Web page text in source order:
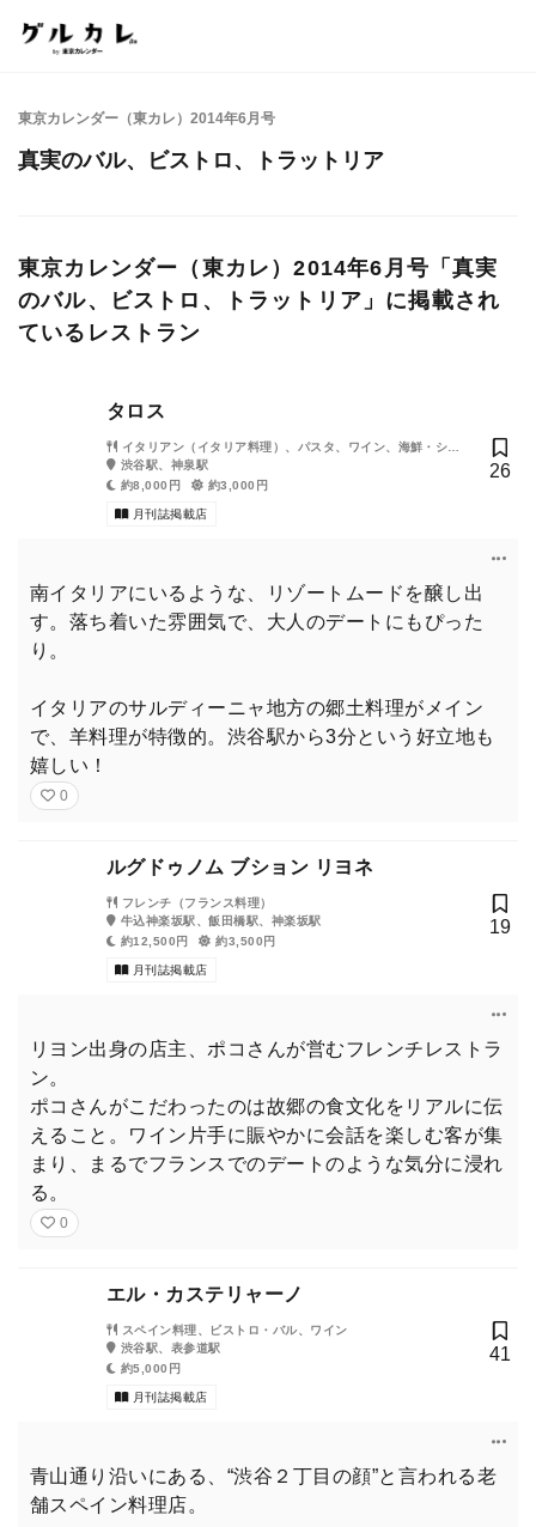
東京カレンダー（東カレ）2014年6月号
真実のバル、ビストロ、トラットリア
東京カレンダー（東カレ）2014年6月号「真実
のバル、ビストロ、トラットリア」に掲載され
ているレストラン
タロス
イタリアン（イタリア料理）、パスタ、ワイン、海鮮・シー
フード、創作料理・イノベーティブ・フュージョン
渋谷駅、神泉駅
約8,000円
約3,000円
月刊誌掲載店
26
南イタリアにいるような、リゾートムードを醸し出
す。落ち着いた雰囲気で、大人のデートにもぴった
り。
イタリアのサルディーニャ地方の郷土料理がメイン
で、羊料理が特徴的。渋谷駅から3分という好立地も
嬉しい！
0
ルグドゥノム ブション リヨネ
フレンチ（フランス料理）
牛込神楽坂駅、飯田橋駅、神楽坂駅
約12,500円
約3,500円
月刊誌掲載店
19
リヨン出身の店主、ポコさんが営むフレンチレストラ
ン。
ポコさんがこだわったのは故郷の食文化をリアルに伝
えること。ワイン片手に賑やかに会話を楽しむ客が集
まり、まるでフランスでのデートのような気分に浸れ
る。
0
エル・カステリャーノ
スペイン料理、ビストロ・バル、ワイン
渋谷駅、表参道駅
約5,000円
月刊誌掲載店
41
青山通り沿いにある、“渋谷２丁目の顔”と言われる老
舗スペイン料理店。